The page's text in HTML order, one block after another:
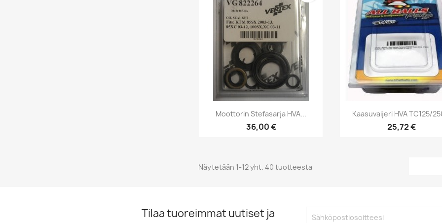
Pikakatselu
Moottorin Stefasarja HVA...
36,00 €
Pikakatselu
Kaasuvaijeri HVA TC125/
25,72 €
Näytetään 1-12 yht. 40 tuotteesta
Tilaa tuoreimmat uutiset ja